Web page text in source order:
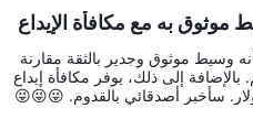
موثوق به مع مكافأة الإيداع
وسيط موثوق وجدير بالثقة مقارنة
إلى ذلك، يوفر مكافأة إيداع